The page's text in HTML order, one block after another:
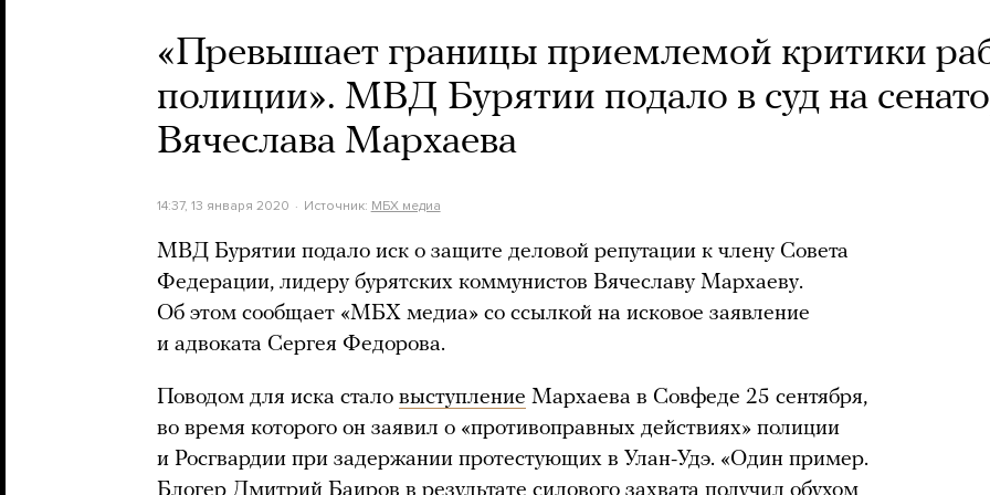
«Превышает границы приемлемой критики
полиции». МВД Бурятии подало в суд на
Вячеслава Мархаева
14:37, 13 января 2020 Источник: МБХ медиа
МВД Бурятии подало иск о защите деловой репутации к члену Совета
Федерации, лидеру бурятских коммунистов Вячеславу Мархаеву.
Об этом сообщает «МБХ медиа» со ссылкой на исковое заявление
и адвоката Сергея Федорова.
Поводом для иска стало выступление Мархаева в Совфеде 25 сентября,
во время которого он заявил о «противоправных действиях» полиции
и Росгвардии при задержании протестующих в Улан-Удэ. «Один пример.
Блогер Дмитрий Баиров в результате силового захвата получил обухом